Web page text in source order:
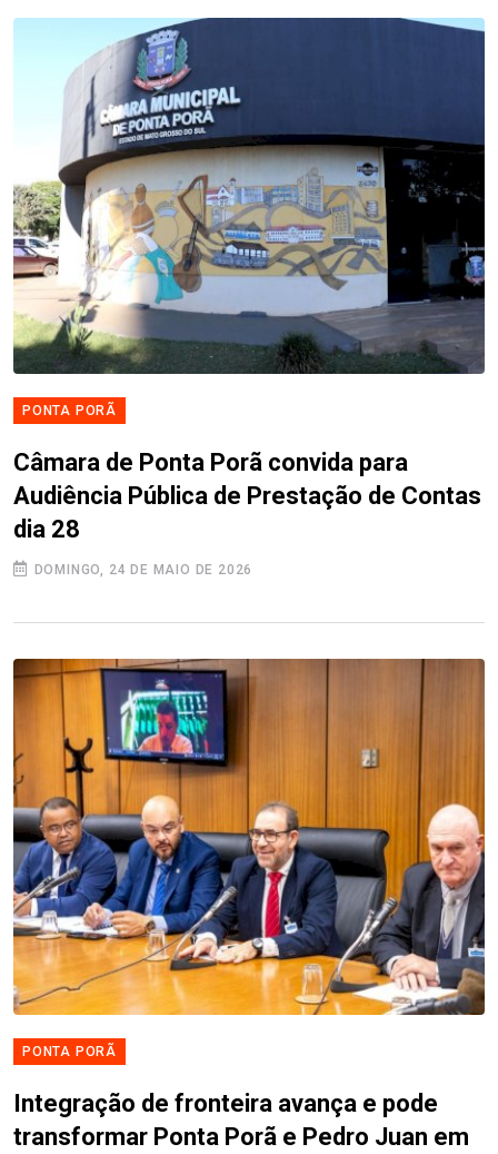
PONTA PORÃ
Câmara de Ponta Porã convida para
Audiência Pública de Prestação de Contas
dia 28
DOMINGO, 24 DE MAIO DE 2026
PONTA PORÃ
Integração de fronteira avança e pode
transformar Ponta Porã e Pedro Juan em